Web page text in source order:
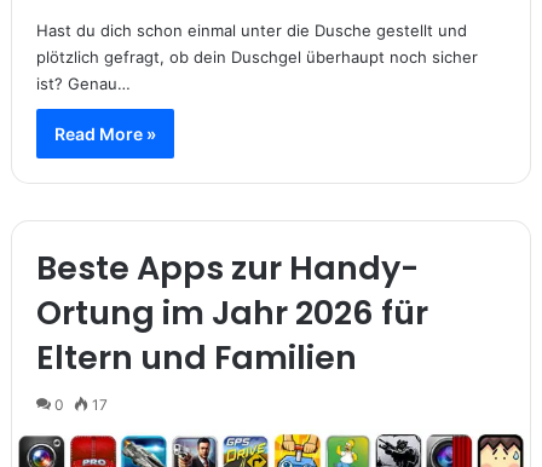
Hast du dich schon einmal unter die Dusche gestellt und
plötzlich gefragt, ob dein Duschgel überhaupt noch sicher
ist? Genau…
Read More »
Beste Apps zur Handy-
Ortung im Jahr 2026 für
Eltern und Familien
0 17